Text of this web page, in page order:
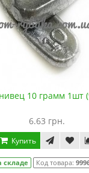
10 грамм 1шт
6.63 грн.
Купить
складе Код товара: